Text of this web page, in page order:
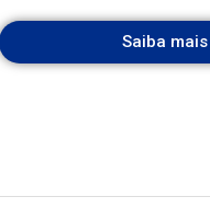
Saiba mais